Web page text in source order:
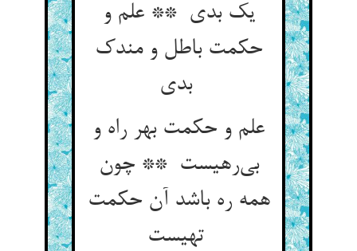
یک بدی ** علم و
حکمت باطل و مندک
بدی
علم و حکمت بهر راه و
بی‌رهیست ** چون
همه ره باشد آن حکمت
تهیست